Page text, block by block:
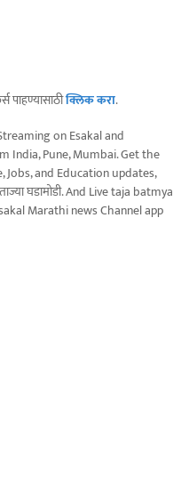
पाहण्यासाठीक्लिक करा.
on Esakal and
India, Pune, Mumbai. Get the
Jobs, and Education updates,
ताज्या घडामोडी. And Live taja batmya
Marathi news Channel app